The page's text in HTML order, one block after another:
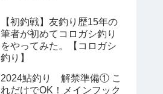
【初釣戦】友釣り歴15年の
筆者が初めてコロガシ釣り
をやってみた。【コロガシ
釣り】
2024鮎釣り 解禁準備① こ
れだけでOK！メインフック